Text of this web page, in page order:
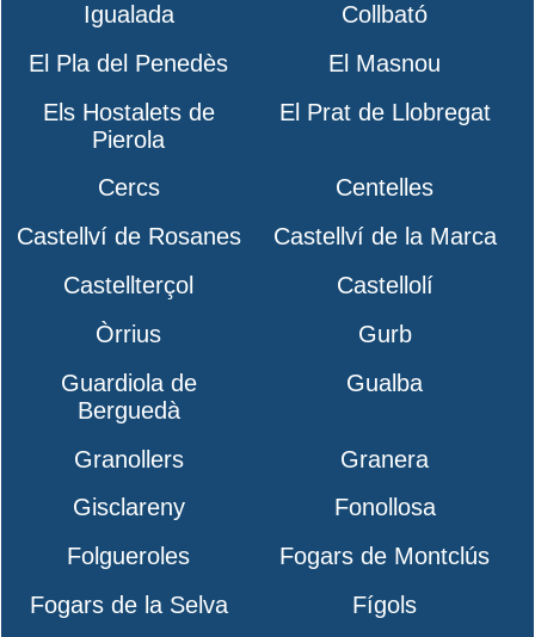
Igualada
Collbató
El Pla del Penedès
El Masnou
Els Hostalets de
Pierola
El Prat de Llobregat
Cercs
Centelles
Castellví de Rosanes
Castellví de la Marca
Castellterçol
Castellolí
Òrrius
Gurb
Guardiola de
Berguedà
Gualba
Granollers
Granera
Gisclareny
Fonollosa
Folgueroles
Fogars de Montclús
Fogars de la Selva
Fígols